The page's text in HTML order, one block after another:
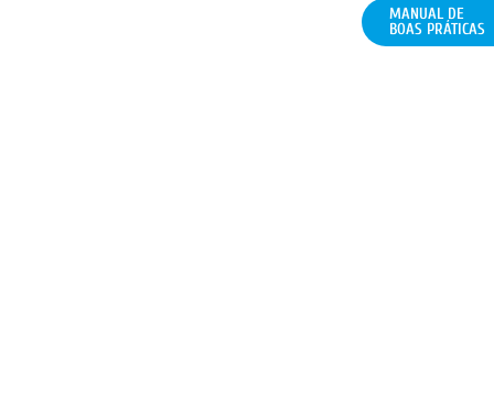
MANUAL DE
BOAS PRÁTICAS